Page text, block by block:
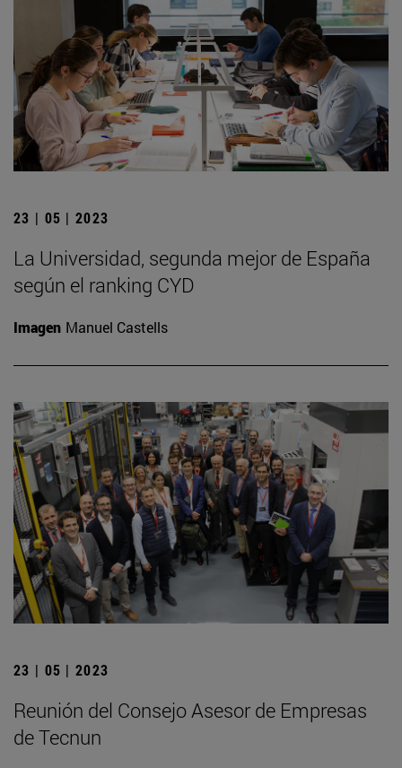
23 | 05 | 2023
La Universidad, segunda mejor de España
según el ranking CYD
Imagen Manuel Castells
23 | 05 | 2023
Reunión del Consejo Asesor de Empresas
de Tecnun